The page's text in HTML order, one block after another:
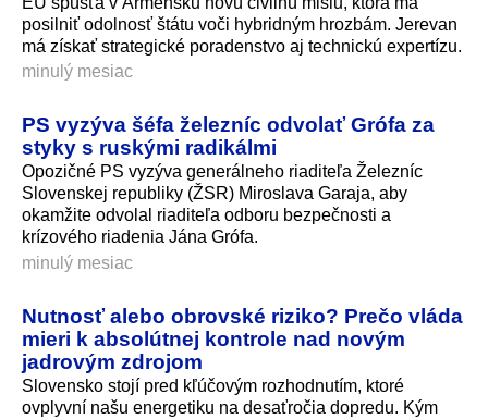
posilniť odolnosť štátu voči hybridným hrozbám. Jerevan
má získať strategické poradenstvo aj technickú expertízu.
minulý mesiac
PS vyzýva šéfa železníc odvolať Grófa za
styky s ruskými radikálmi
Opozičné PS vyzýva generálneho riaditeľa Železníc
Slovenskej republiky (ŽSR) Miroslava Garaja, aby
okamžite odvolal riaditeľa odboru bezpečnosti a
krízového riadenia Jána Grófa.
minulý mesiac
Nutnosť alebo obrovské riziko? Prečo vláda
mieri k absolútnej kontrole nad novým
jadrovým zdrojom
Slovensko stojí pred kľúčovým rozhodnutím, ktoré
ovplyvní našu energetiku na desaťročia dopredu. Kým